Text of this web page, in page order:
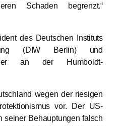
Schaden begrenzt.“
des Deutschen Instituts
(DIW Berlin) und
an der Humboldt-
wegen der riesigen
vor. Der US-
seiner Behauptungen falsch